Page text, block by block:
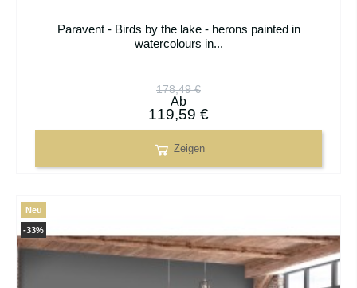
Paravent - Birds by the lake - herons painted in
watercolours in...
178,49 €
Ab
119,59 €
Zeigen
-33%
Neu